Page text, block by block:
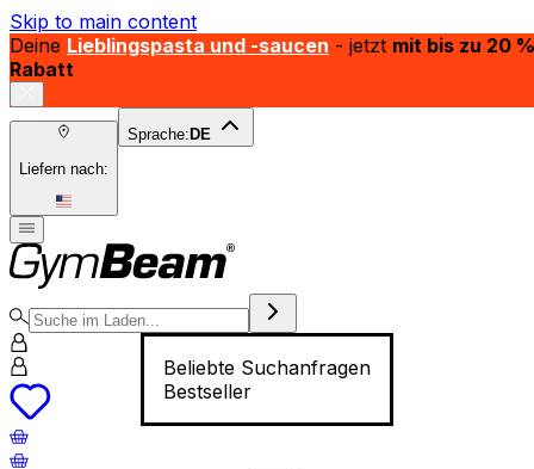
Skip to main content
Deine Lieblingspasta und -saucen - jetzt mit bis zu 20 %
Rabatt
Liefern nach:
Sprache: DE
Beliebte Suchanfragen
Bestseller